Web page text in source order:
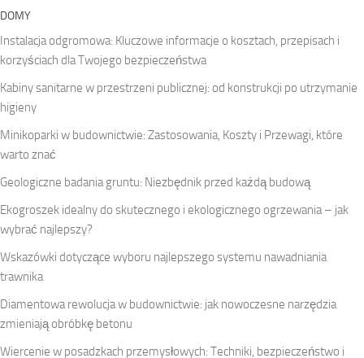
DOMY
Instalacja odgromowa: Kluczowe informacje o kosztach, przepisach i
korzyściach dla Twojego bezpieczeństwa
Kabiny sanitarne w przestrzeni publicznej: od konstrukcji po utrzymanie
higieny
Minikoparki w budownictwie: Zastosowania, Koszty i Przewagi, które
warto znać
Geologiczne badania gruntu: Niezbędnik przed każdą budową
Ekogroszek idealny do skutecznego i ekologicznego ogrzewania – jak
wybrać najlepszy?
Wskazówki dotyczące wyboru najlepszego systemu nawadniania
trawnika
Diamentowa rewolucja w budownictwie: jak nowoczesne narzędzia
zmieniają obróbkę betonu
Wiercenie w posadzkach przemysłowych: Techniki, bezpieczeństwo i